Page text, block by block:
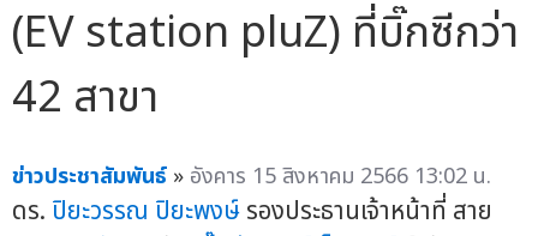
(EV station pluZ) ที่บิ๊กซีกว่า
42 สาขา
ข่าวประชาสัมพันธ์ » อังคาร 15 สิงหาคม 2566 13:02 น.
ดร. ปิยะวรรณ ปิยะพงษ์รองประธานเจ้าหน้าที่ สาย